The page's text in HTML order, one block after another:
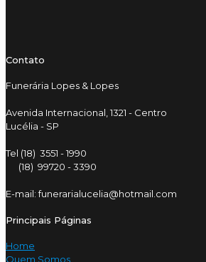
Contato
Funerária Lopes & Lopes
Avenida Internacional, 1321 - Centro
Lucélia - SP
Tel (18) 3551 - 1990
(18) 99720 - 3390
E-mail: funerarialucelia@hotmail.com
Principais Páginas
Home
Quem Somos